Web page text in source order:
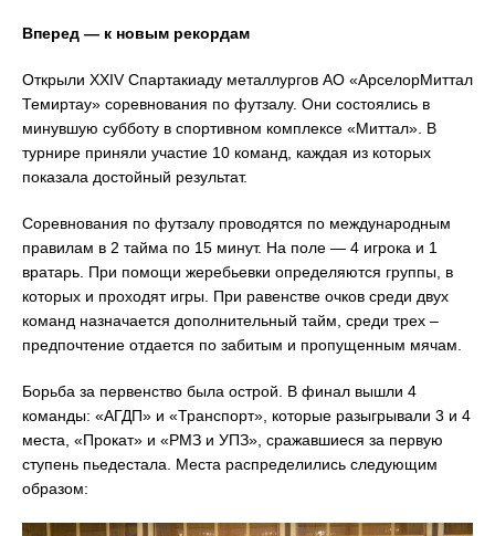
Вперед — к новым рекордам
Открыли XXIV Спартакиаду металлургов АО «АрселорМиттал
Темиртау» соревнования по футзалу. Они состоялись в
минувшую субботу в спортивном комплексе «Миттал». В
турнире приняли участие 10 команд, каждая из которых
показала достойный результат.
Соревнования по футзалу проводятся по международным
правилам в 2 тайма по 15 минут. На поле — 4 игрока и 1
вратарь. При помощи жеребьевки определяются группы, в
которых и проходят игры. При равенстве очков среди двух
команд назначается дополнительный тайм, среди трех –
предпочтение отдается по забитым и пропущенным мячам.
Борьба за первенство была острой. В финал вышли 4
команды: «АГДП» и «Транспорт», которые разыгрывали 3 и 4
места, «Прокат» и «РМЗ и УПЗ», сражавшиеся за первую
ступень пьедестала. Места распределились следующим
образом: